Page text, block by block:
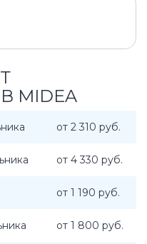
MIDEA
от 2 310 руб.
от 4 330 руб.
от 1 190 руб.
от 1 800 руб.